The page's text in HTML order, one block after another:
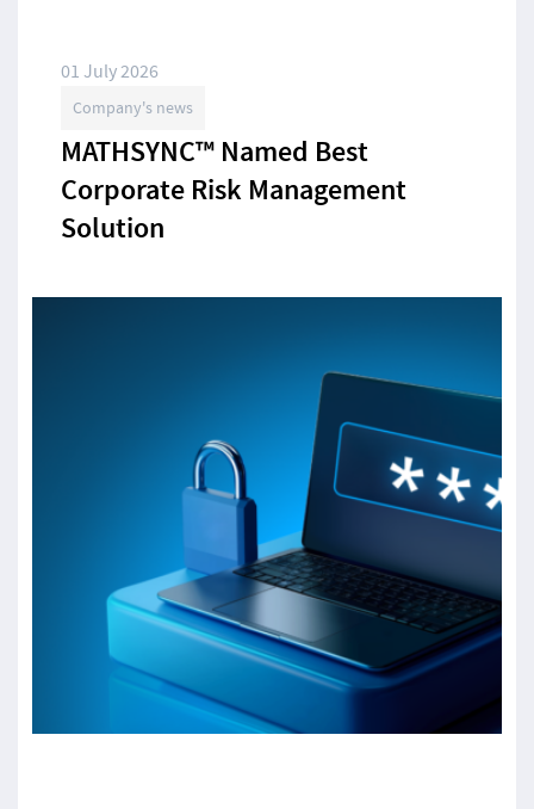
01 July 2026
Company's news
MATHSYNC™ Named Best
Corporate Risk Management
Solution